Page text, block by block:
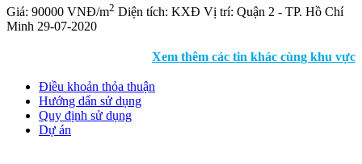
Giá: 90000 VNĐ/m2 Diện tích: KXĐ Vị trí: Quận 2 - TP. Hồ Chí
Minh 29-07-2020
Xem thêm các tin khác cùng khu vực
Điều khoản thỏa thuận
Hướng dẩn sử dụng
Quy định sử dụng
Dự án